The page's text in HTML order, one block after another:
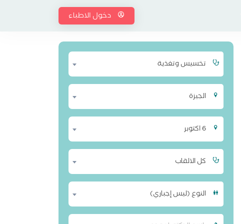
دخول الاطباء
تخسيس وتغذية
الجيزة
6 اكتوبر
كل الالقاب
النوع (ليس إجباري)